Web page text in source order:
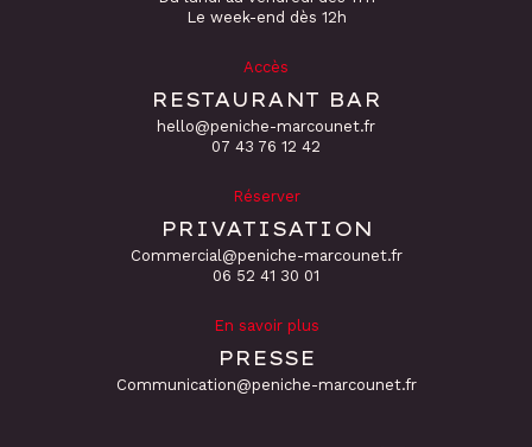
Le week-end dès 12h
Accès
RESTAURANT BAR
hello@peniche-marcounet.fr
‭07 43 76 12 42
Réserver
PRIVATISATION
Commercial@peniche-marcounet.fr
06 52 41 30 01
En savoir plus
PRESSE
Communication@peniche-marcounet.fr